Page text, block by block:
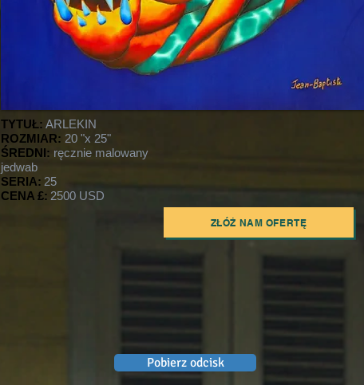
TYTUŁ: ARLEKIN
ROZMIAR: 20 "x 25"
ŚREDNI: ręcznie malowany
jedwab
SERIA: 25
CENA £: 2500 USD
ZŁÓŻ NAM OFERTĘ
Pobierz odcisk